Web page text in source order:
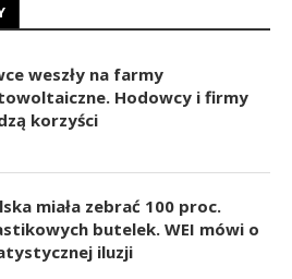
weszły na farmy
Hodowcy i firmy
korzyści
miała zebrać 100 proc.
butelek. WEI mówi o
iluzji